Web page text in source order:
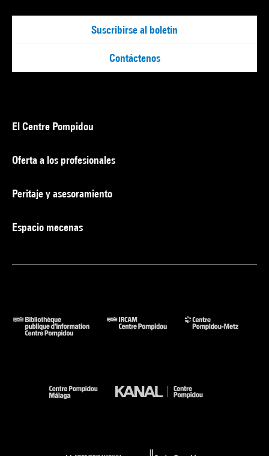
Suscribirse al boletín
Contáctenos
El Centre Pompidou
Oferta a los profesionales
Peritaje y asesoramiento
Espacio mecenas